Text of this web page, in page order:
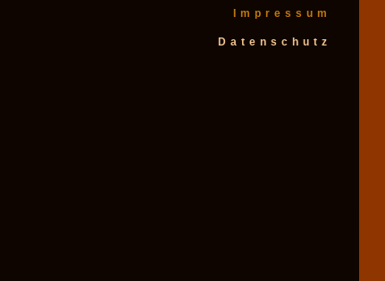
Impressum
Datenschutz